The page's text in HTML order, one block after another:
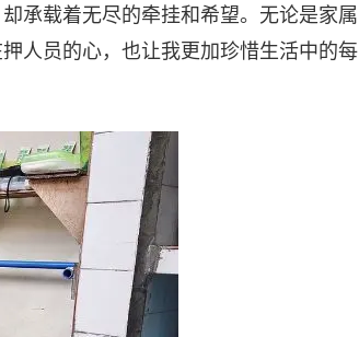
承载着无尽的牵挂和希望。无论是家属
人员的心，也让我更加珍惜生活中的每